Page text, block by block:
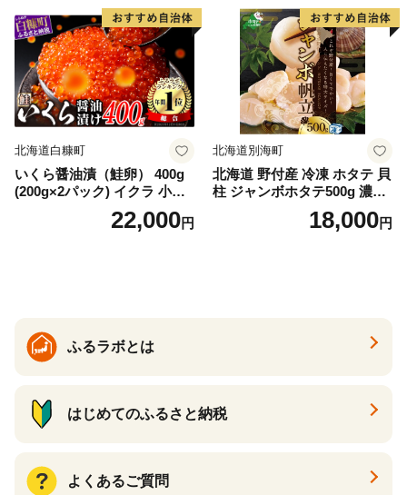
満足 美味しい 贈答 生食用 刺
身 お刺身 刺し身 魚介類 海鮮
冷凍 厚切り 薄切り ふるさと
納税 ふるさとチョイス チョ
イス 北海道 白糠町
北海道白糠町
いくら醤油漬（鮭卵） 400g
(200g×2パック) イクラ 小分
け いくら醤油漬 鮭いくら い
くら醤油漬け 鮭 鮭卵 ikura
22,000円
北海道別海町
北海道 野付産 冷凍 ホタテ 貝
柱 ジャンボホタテ500g 濃厚
な旨味と甘み （ほたて ホタ
テ 帆立 貝柱 ホタテ貝柱 大玉
18,000円
ふるラボとは
はじめてのふるさと納税
よくあるご質問